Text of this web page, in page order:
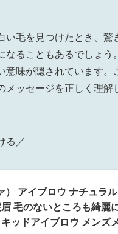
い毛を見つけたとき、
なることもあるでしょ
意味が隠されています
メッセージを正しく理
る／
） アイブロウ ナチュラ
毛のないところも綺麗
ッドアイブロウ メンズ